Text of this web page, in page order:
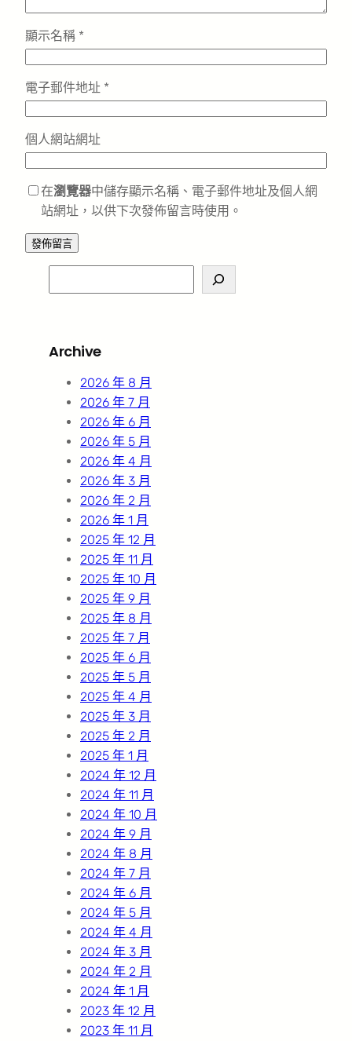
顯示名稱 *
電子郵件地址 *
個人網站網址
在瀏覽器中儲存顯示名稱、電子郵件地址及個人網
站網址，以供下次發佈留言時使用。
e
c
Archive
2026 年 8 月
2026 年 7 月
2026 年 6 月
2026 年 5 月
2026 年 4 月
2026 年 3 月
2026 年 2 月
2026 年 1 月
2025 年 12 月
2025 年 11 月
2025 年 10 月
2025 年 9 月
2025 年 8 月
2025 年 7 月
2025 年 6 月
2025 年 5 月
2025 年 4 月
2025 年 3 月
2025 年 2 月
2025 年 1 月
2024 年 12 月
2024 年 11 月
2024 年 10 月
2024 年 9 月
2024 年 8 月
2024 年 7 月
2024 年 6 月
2024 年 5 月
2024 年 4 月
2024 年 3 月
2024 年 2 月
2024 年 1 月
2023 年 12 月
2023 年 11 月